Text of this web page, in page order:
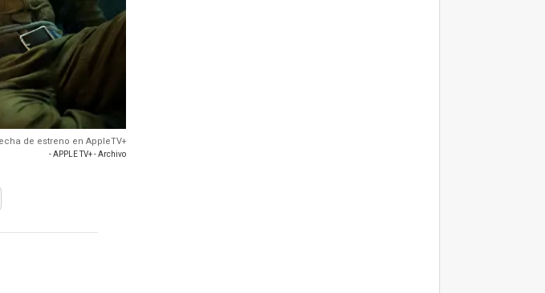
de estreno en AppleTV+
- APPLE TV+ - Archivo